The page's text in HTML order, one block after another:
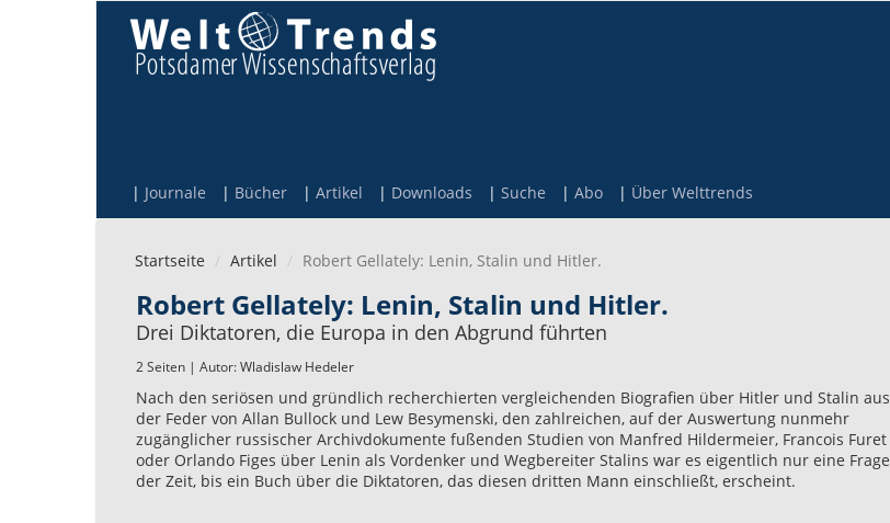
Journale Bücher Artikel Downloads Suche Abo Über Welttrends
Startseite Artikel Robert Gellately: Lenin, Stalin und Hitler.
Robert Gellately: Lenin, Stalin und Hitler.
Drei Diktatoren, die Europa in den Abgrund führten
2 Seiten | Autor:Wladislaw Hedeler
Nach den seriösen und gründlich recherchierten vergleichenden Biografien über Hitler und Stalin aus
der Feder von Allan Bullock und Lew Besymenski, den zahlreichen, auf der Auswertung nunmehr
zugänglicher russischer Archivdokumente fußenden Studien von Manfred Hildermeier, Francois Furet
oder Orlando Figes über Lenin als Vordenker und Wegbereiter Stalins war es eigentlich nur eine Frage
der Zeit, bis ein Buch über die Diktatoren, das diesen dritten Mann einschließt, erscheint.